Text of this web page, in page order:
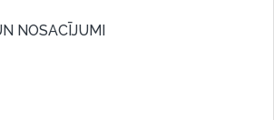
NOSACĪJUMI